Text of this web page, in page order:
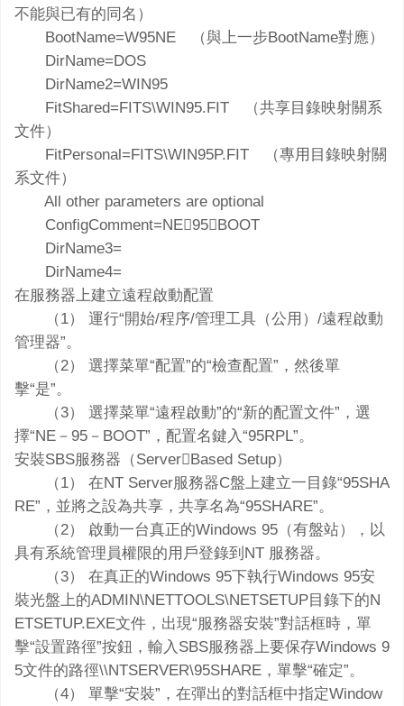
不能與已有的同名）
BootName=W95NE （與上一步BootName對應）
DirName=DOS
DirName2=WIN95
FitShared=FITS\WIN95.FIT （共享目錄映射關系
文件）
FitPersonal=FITS\WIN95P.FIT （專用目錄映射關
系文件）
All other parameters are optional
ConfigComment=NE95BOOT
DirName3=
DirName4=
在服務器上建立遠程啟動配置
（1） 運行“開始/程序/管理工具（公用）/遠程啟動
管理器”。
（2） 選擇菜單“配置”的“檢查配置”，然後單
擊“是”。
（3） 選擇菜單“遠程啟動”的“新的配置文件”，選
擇“NE－95－BOOT”，配置名鍵入“95RPL”。
安裝SBS服務器（ServerBased Setup）
（1） 在NT Server服務器C盤上建立一目錄“95SHA
RE”，並將之設為共享，共享名為“95SHARE”。
（2） 啟動一台真正的Windows 95（有盤站），以
具有系統管理員權限的用戶登錄到NT 服務器。
（3） 在真正的Windows 95下執行Windows 95安
裝光盤上的ADMIN\NETTOOLS\NETSETUP目錄下的N
ETSETUP.EXE文件，出現“服務器安裝”對話框時，單
擊“設置路徑”按鈕，輸入SBS服務器上要保存Windows 9
5文件的路徑\\NTSERVER\95SHARE，單擊“確定”。
（4） 單擊“安裝”，在彈出的對話框中指定Window